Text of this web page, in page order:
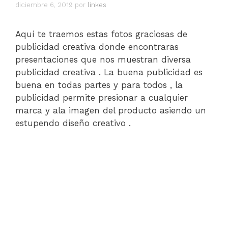
diciembre 6, 2019 por linkes
Aquí te traemos estas fotos graciosas de
publicidad creativa donde encontraras
presentaciones que nos muestran diversa
publicidad creativa . La buena publicidad es
buena en todas partes y para todos , la
publicidad permite presionar a cualquier
marca y ala imagen del producto asiendo un
estupendo diseño creativo .